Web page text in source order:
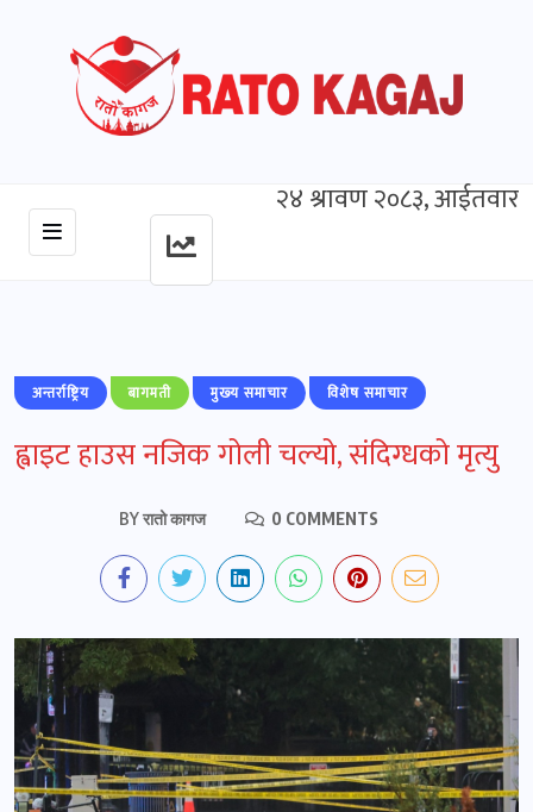
२४ श्रावण २०८३, आईतवार
अन्तर्राष्ट्रिय बागमती मुख्‍य समाचार विशेष समाचार
ह्वाइट हाउस नजिक गोली चल्यो, संदिग्धको मृत्यु
BYरातो कागज 0 COMMENTS